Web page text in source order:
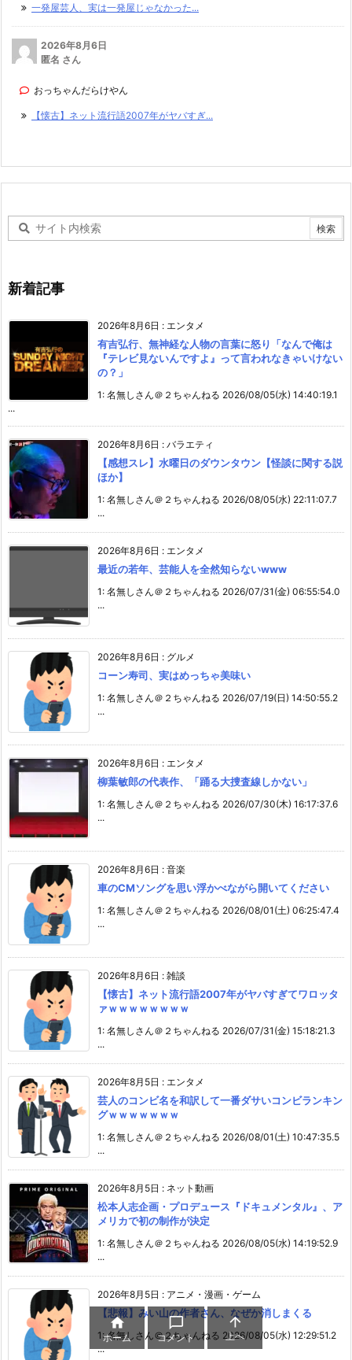
一発屋芸人、実は一発屋じゃなかった...
2026年8月6日
匿名 さん
おっちゃんだらけやん
【懐古】ネット流行語2007年がヤバすぎ...
新着記事
2026年8月6日 : エンタメ
有吉弘行、無神経な人物の言葉に怒り「なんで俺は
『テレビ見ないんですよ』って言われなきゃいけない
の？」
1: 名無しさん＠２ちゃんねる 2026/08/05(水) 14:40:19.1
...
2026年8月6日 : バラエティ
【感想スレ】水曜日のダウンタウン【怪談に関する説
ほか】
1: 名無しさん＠２ちゃんねる 2026/08/05(水) 22:11:07.7
...
2026年8月6日 : エンタメ
最近の若年、芸能人を全然知らないwww
1: 名無しさん＠２ちゃんねる 2026/07/31(金) 06:55:54.0
...
2026年8月6日 : グルメ
コーン寿司、実はめっちゃ美味い
1: 名無しさん＠２ちゃんねる 2026/07/19(日) 14:50:55.2
...
2026年8月6日 : エンタメ
柳葉敏郎の代表作、「踊る大捜査線しかない」
1: 名無しさん＠２ちゃんねる 2026/07/30(木) 16:17:37.6
...
2026年8月6日 : 音楽
車のCMソングを思い浮かべながら開いてください
1: 名無しさん＠２ちゃんねる 2026/08/01(土) 06:25:47.4
...
2026年8月6日 : 雑談
【懐古】ネット流行語2007年がヤバすぎてワロッタ
ァｗｗｗｗｗｗｗｗ
1: 名無しさん＠２ちゃんねる 2026/07/31(金) 15:18:21.3
...
2026年8月5日 : エンタメ
芸人のコンビ名を和訳して一番ダサいコンビランキン
グｗｗｗｗｗｗｗ
1: 名無しさん＠２ちゃんねる 2026/08/01(土) 10:47:35.5
...
2026年8月5日 : ネット動画
松本人志企画・プロデュース『ドキュメンタル』、ア
メリカで初の制作が決定
1: 名無しさん＠２ちゃんねる 2026/08/05(水) 14:19:52.9
...
2026年8月5日 : アニメ・漫画・ゲーム
【悲報】みい山の作者さん、なぜか消しまくる
1: 名無しさん＠２ちゃんねる 2026/08/05(水) 12:29:51.2
...

ホーム

コメント

上へ